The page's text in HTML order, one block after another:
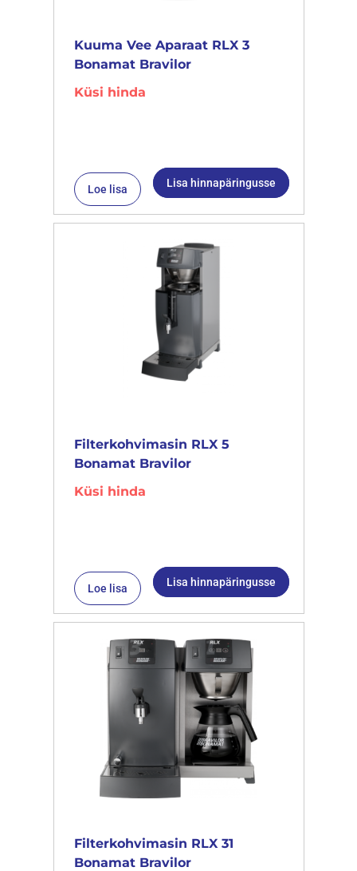
Kuuma Vee Aparaat RLX 3
Bonamat Bravilor
Küsi hinda
Loe lisa Lisa hinnapäringusse
Filterkohvimasin RLX 5
Bonamat Bravilor
Küsi hinda
Loe lisa Lisa hinnapäringusse
Filterkohvimasin RLX 31
Bonamat Bravilor